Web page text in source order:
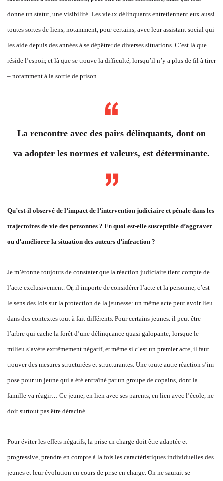
donne un statut, une visibilité. Les vieux délinquants entretiennent eux aussi
toutes sortes de liens, notamment, pour certains, avec leur assistant social qui
les aide depuis des années à se dépêtrer de diverses situations. C’est là que
réside l’espoir, et là que se trouve la difficulté, lorsqu’il n’y a plus de fil à tirer
– notamment à la sortie de prison.
La rencontre avec des pairs délinquants, dont on
va adopter les normes et valeurs, est déterminante.
Qu’est-il observé de l’impact de l’intervention judiciaire et pénale dans les
trajectoires de vie des personnes ? En quoi est-elle susceptible d’aggraver
ou d’améliorer la situation des auteurs d’infraction ?
Je m’étonne toujours de constater que la réaction judiciaire tient compte de
l’acte exclusivement. Or, il importe de considérer l’acte et la personne, c’est
le sens des lois sur la protection de la jeunesse: un même acte peut avoir lieu
dans des contextes tout à fait différents. Pour certains jeunes, il peut être
l’arbre qui cache la forêt d’une délinquance quasi galopante; lorsque le
milieu s’avère extrêmement négatif, et même si c’est un premier acte, il faut
trouver des mesures structurées et structurantes. Une toute autre réaction s’im-
pose pour un jeune qui a été entraîné par un groupe de copains, dont la
famille va réagir… Ce jeune, en lien avec ses parents, en lien avec l’école, ne
doit surtout pas être déraciné.
Pour éviter les effets négatifs, la prise en charge doit être adaptée et
progressive, prendre en compte à la fois les caractéristiques individuelles des
jeunes et leur évolution en cours de prise en charge. On ne saurait se